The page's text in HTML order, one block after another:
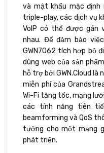
và mật khẩu mặc định
triple-play, các dịch vụ
VoIP có thể được gán
nhau. Để đảm bảo
GWN7062 tích hợp bộ
dùng web của sản
hỗ trợ bởi GWN.Cloud là
miễn phí của
Wi-Fi tăng tốc, mạng
các tính năng tiên
beamforming và QoS
tưởng cho một mạng
phát triển.